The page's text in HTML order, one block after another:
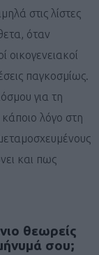
στις λίστες
όταν
οικογενειακοί
παγκοσμίως.
για τη
λόγο στη
και πως
θεωρείς
σου;